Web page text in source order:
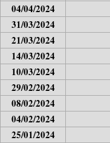
04/04/2024
31/03/2024
21/03/2024
14/03/2024
10/03/2024
29/02/2024
08/02/2024
04/02/2024
25/01/2024